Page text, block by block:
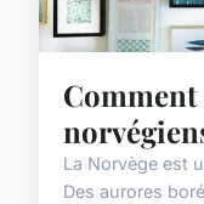
La Norvège est
Des aurores